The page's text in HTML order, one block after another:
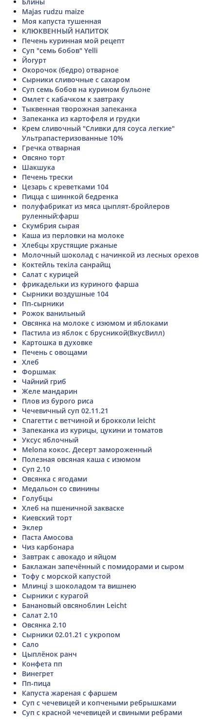
Majas rudzu maize
Моя капуста тушенная
КЛЮКВЕННЫЙ НАПИТОК
Печень куринная мой рецепт
Суп "семь бобов" Yelli
Йогурт
Окорочок (бедро) отварное
Сырники сливочные с сахаром
Суп семь бобов на курином бульоне
Омлет с кабачком к завтраку
Тыквенная творожная запеканка
Запеканка из картофеля и грудки
Крем сливочный "Сливки для соуса легкие"
Ультрапастеризованные 10%
Гречка отварная
Овсяно торт
Шакшука
Печень трески
Цезарь с креветками 104
Пицца с шиннкой бедренка
полуфабрикат из мяса цыплят-бройлеров
руленный:фарш
Скумбрия сырая
Каша из перловки на молоке
Хлебцы хрустящие ржаные
Молочный шоколад с начинкой из лесных орехов
Коктейль текіла санрайщ
Салат с курицей
фрикадельки из куриного фарша
Сырники воздушные 104
Пп-сырники
Рожок ванильный
Овсянка на молоке с изюмом и яблоками
Пастила из яблок с брусникой(ВкусВилл)
Картошка в духовке
Печень с овощами
Хлеб
Форшмак
Чайний гриб
Желе мандарин
Плов из бурого риса
Чечевичный суп 02.11.21
Спагетти с ветчиной и брокколи leicht
Запеканка из курицы, цукини и томатов
Уксус яблочный
Melona кокос. Десерт замороженный
Полезная овсяная каша с изюмом
Суп 2.10
Овсянка с ягодами
Медальон со свинины
Голубцы
Хлеб на пшеничной закваске
Киевский торт
Эклер
Паста Амосова
Чиз карбонара
Завтрак с авокадо и яйцом
Баклажан запечённый с помидорами и сыром
Тофу с морской капустой
Млинці з шоколадом та вишнею
Сырники с курагой
Банановый овсяноблин Leicht
Салат 2.10
Овсянка 2.10
Сырники 02.01.21 с укропом
Сало
Цыплёнок ранч
Конфета пп
Винегрет
Пп-пица
Капуста жареная с фаршем
Суп с чечевицей и копчеными ребрышками
Суп с красной чечевицей и свиными ребрами